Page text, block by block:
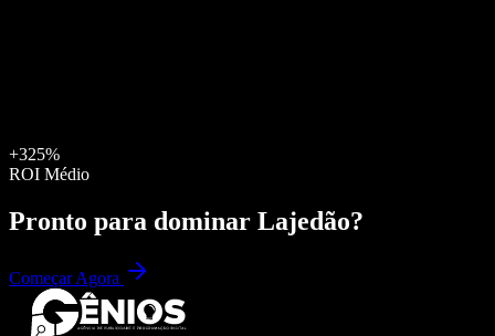
+325%
ROI Médio
Pronto para dominar Lajedão?
Começar Agora